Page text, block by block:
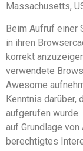
Massachusetts,
Beim Aufruf einer
in ihren
korrekt
verwendete
Awesome
Kenntnis
aufgerufen
auf Grundlage von
berechtigtes